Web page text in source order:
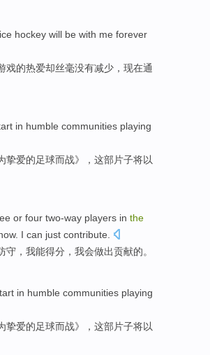
ice hockey will be with me forever
戏的热爱却丝毫没有减少， 现在通
in humble communities playing
挚爱的足球而战》，这部片子将以
or four two-way players in the
I can just contribute
守 ，我能得分 ， 我会做出贡献的。
in humble communities playing
挚爱的足球而战》，这部片子将以